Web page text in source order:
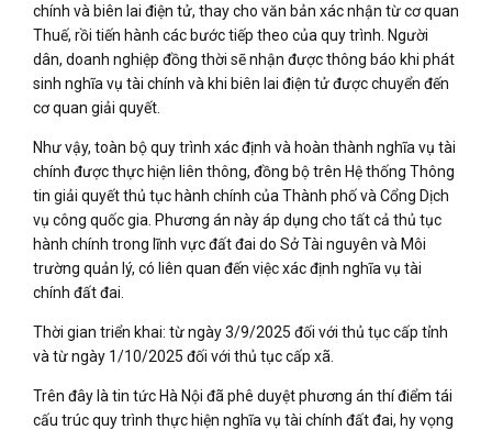
chính và biên lai điện tử, thay cho văn bản xác nhận từ cơ quan
Thuế, rồi tiến hành các bước tiếp theo của quy trình. Người
dân, doanh nghiệp đồng thời sẽ nhận được thông báo khi phát
sinh nghĩa vụ tài chính và khi biên lai điện tử được chuyển đến
cơ quan giải quyết.
Như vậy, toàn bộ quy trình xác định và hoàn thành nghĩa vụ tài
chính được thực hiện liên thông, đồng bộ trên Hệ thống Thông
tin giải quyết thủ tục hành chính của Thành phố và Cổng Dịch
vụ công quốc gia. Phương án này áp dụng cho tất cả thủ tục
hành chính trong lĩnh vực đất đai do Sở Tài nguyên và Môi
trường quản lý, có liên quan đến việc xác định nghĩa vụ tài
chính đất đai.
Thời gian triển khai: từ ngày 3/9/2025 đối với thủ tục cấp tỉnh
và từ ngày 1/10/2025 đối với thủ tục cấp xã.
Trên đây là tin tức Hà Nội đã phê duyệt phương án thí điểm tái
cấu trúc quy trình thực hiện nghĩa vụ tài chính đất đai, hy vọng